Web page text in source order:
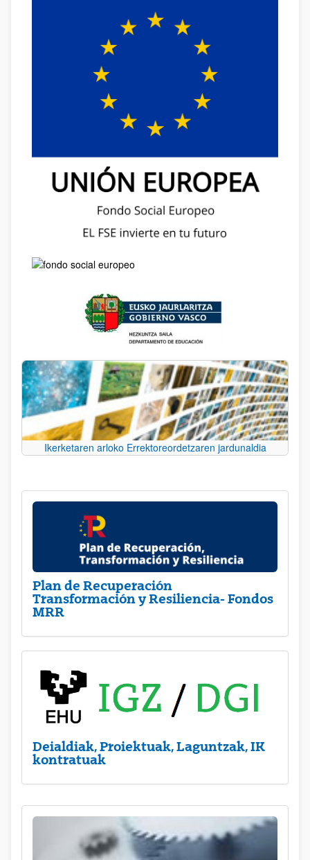
Ikerketaren arloko Errektoreordetzaren jardunaldia
Plan de Recuperación
Transformación y Resiliencia- Fondos
MRR
Deialdiak, Proiektuak, Laguntzak, IK
kontratuak